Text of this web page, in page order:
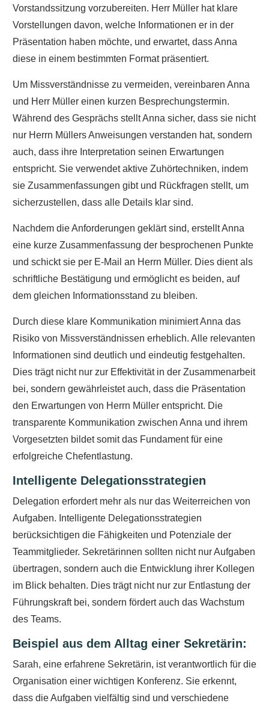
Vorstandssitzung vorzubereiten. Herr Müller hat klare
Vorstellungen davon, welche Informationen er in der
Präsentation haben möchte, und erwartet, dass Anna
diese in einem bestimmten Format präsentiert.
Um Missverständnisse zu vermeiden, vereinbaren Anna
und Herr Müller einen kurzen Besprechungstermin.
Während des Gesprächs stellt Anna sicher, dass sie nicht
nur Herrn Müllers Anweisungen verstanden hat, sondern
auch, dass ihre Interpretation seinen Erwartungen
entspricht. Sie verwendet aktive Zuhörtechniken, indem
sie Zusammenfassungen gibt und Rückfragen stellt, um
sicherzustellen, dass alle Details klar sind.
Nachdem die Anforderungen geklärt sind, erstellt Anna
eine kurze Zusammenfassung der besprochenen Punkte
und schickt sie per E-Mail an Herrn Müller. Dies dient als
schriftliche Bestätigung und ermöglicht es beiden, auf
dem gleichen Informationsstand zu bleiben.
Durch diese klare Kommunikation minimiert Anna das
Risiko von Missverständnissen erheblich. Alle relevanten
Informationen sind deutlich und eindeutig festgehalten.
Dies trägt nicht nur zur Effektivität in der Zusammenarbeit
bei, sondern gewährleistet auch, dass die Präsentation
den Erwartungen von Herrn Müller entspricht. Die
transparente Kommunikation zwischen Anna und ihrem
Vorgesetzten bildet somit das Fundament für eine
erfolgreiche Chefentlastung.
Intelligente Delegationsstrategien
Delegation erfordert mehr als nur das Weiterreichen von
Aufgaben. Intelligente Delegationsstrategien
berücksichtigen die Fähigkeiten und Potenziale der
Teammitglieder. Sekretärinnen sollten nicht nur Aufgaben
übertragen, sondern auch die Entwicklung ihrer Kollegen
im Blick behalten. Dies trägt nicht nur zur Entlastung der
Führungskraft bei, sondern fördert auch das Wachstum
des Teams.
Beispiel aus dem Alltag einer Sekretärin:
Sarah, eine erfahrene Sekretärin, ist verantwortlich für die
Organisation einer wichtigen Konferenz. Sie erkennt,
dass die Aufgaben vielfältig sind und verschiedene